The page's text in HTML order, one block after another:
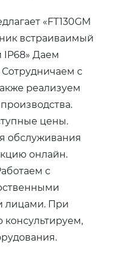
«FT130GM
встраиваимый
Даем
с
реализуем
цены.
обслуживания
онлайн.
с
лицами. При
консультируем,